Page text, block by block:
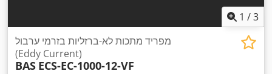
1 /3
מפריד מתכות לא-ברזליות בזרמי ערבול
(Eddy Current)
BAS ECS-EC-1000-12-VF